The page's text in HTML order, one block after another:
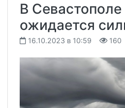
В Севастополе
ожидается
16.10.2023 в 10:59 160